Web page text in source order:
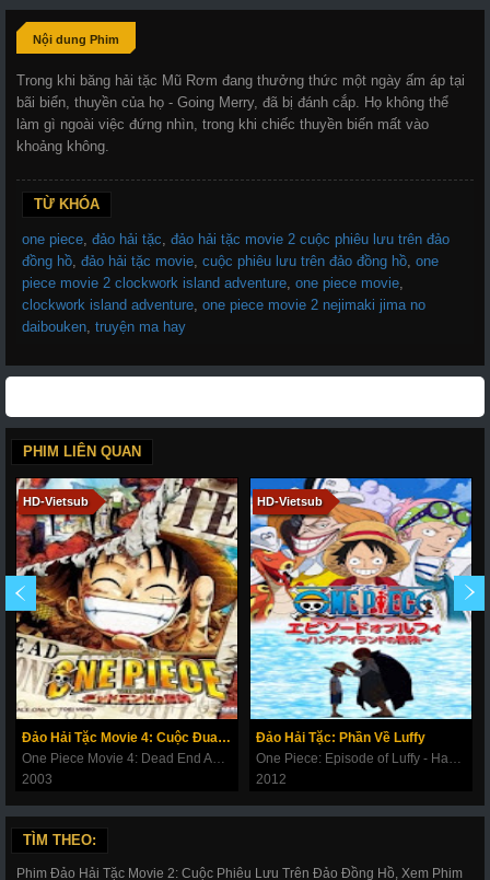
Nội dung Phim
Trong khi băng hải tặc Mũ Rơm đang thưởng thức một ngày ấm áp tại
bãi biển, thuyền của họ - Going Merry, đã bị đánh cắp. Họ không thể
làm gì ngoài việc đứng nhìn, trong khi chiếc thuyền biến mất vào
khoảng không.
TỪ KHÓA
one piece, đảo hải tặc, đảo hải tặc movie 2 cuộc phiêu lưu trên đảo
đồng hồ, đảo hải tặc movie, cuộc phiêu lưu trên đảo đồng hồ, one
piece movie 2 clockwork island adventure, one piece movie,
clockwork island adventure, one piece movie 2 nejimaki jima no
daibouken, truyện ma hay
PHIM LIÊN QUAN
HD-Vietsub
Đảo Hải Tặc Movie 4: Cuộc Đua Tử Thần
One Piece Movie 4: Dead End Adventure
2003
HD-Vietsub
Đảo Hải Tặc: Phần Về Luffy
One Piece: Episode of Luffy - Hand Island no Bouken (TV Special)
2012
TÌM THEO:
Phim Đảo Hải Tặc Movie 2: Cuộc Phiêu Lưu Trên Đảo Đồng Hồ, Xem Phim